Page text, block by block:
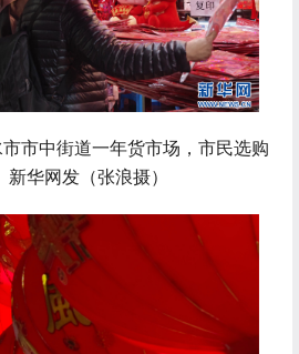
中街道一年货市场，市民选购
华网发（张浪摄）